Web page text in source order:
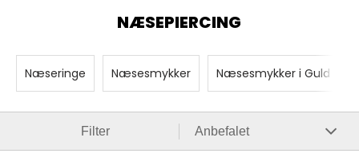
NÆSEPIERCING
Næseringe Næsesmykker Næsesmykker i Guld
Filter